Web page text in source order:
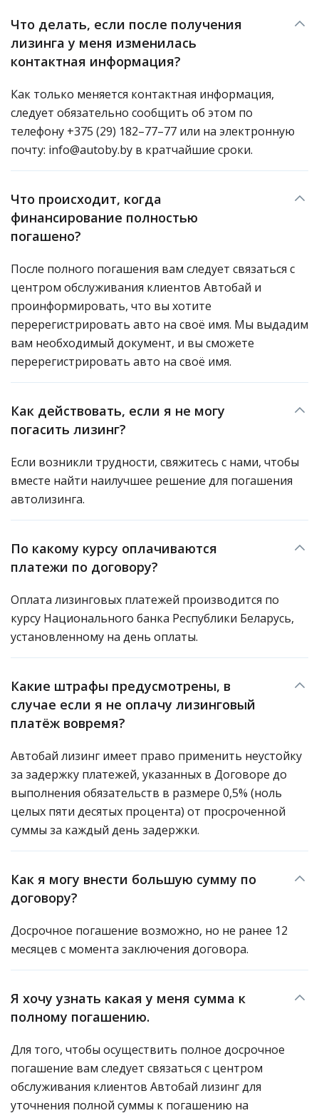
Что делать, если после получения
лизинга у меня изменилась
контактная информация?
Как только меняется контактная информация,
следует обязательно сообщить об этом по
телефону +375 (29) 182–77–77 или на электронную
почту: info@autoby.by в кратчайшие сроки.
Что происходит, когда
финансирование полностью
погашено?
После полного погашения вам следует связаться с
центром обслуживания клиентов Автобай и
проинформировать, что вы хотите
перерегистрировать авто на своё имя. Мы выдадим
вам необходимый документ, и вы сможете
перерегистрировать авто на своё имя.
Как действовать, если я не могу
погасить лизинг?
Если возникли трудности, свяжитесь с нами, чтобы
вместе найти наилучшее решение для погашения
автолизинга.
По какому курсу оплачиваются
платежи по договору?
Оплата лизинговых платежей производится по
курсу Национального банка Республики Беларусь,
установленному на день оплаты.
Какие штрафы предусмотрены, в
случае если я не оплачу лизинговый
платёж вовремя?
Автобай лизинг имеет право применить неустойку
за задержку платежей, указанных в Договоре до
выполнения обязательств в размере 0,5% (ноль
целых пяти десятых процента) от просроченной
суммы за каждый день задержки.
Как я могу внести большую сумму по
договору?
Досрочное погашение возможно, но не ранее 12
месяцев с момента заключения договора.
Я хочу узнать какая у меня сумма к
полному погашению.
Для того, чтобы осуществить полное досрочное
погашение вам следует связаться с центром
обслуживания клиентов Автобай лизинг для
уточнения полной суммы к погашению на